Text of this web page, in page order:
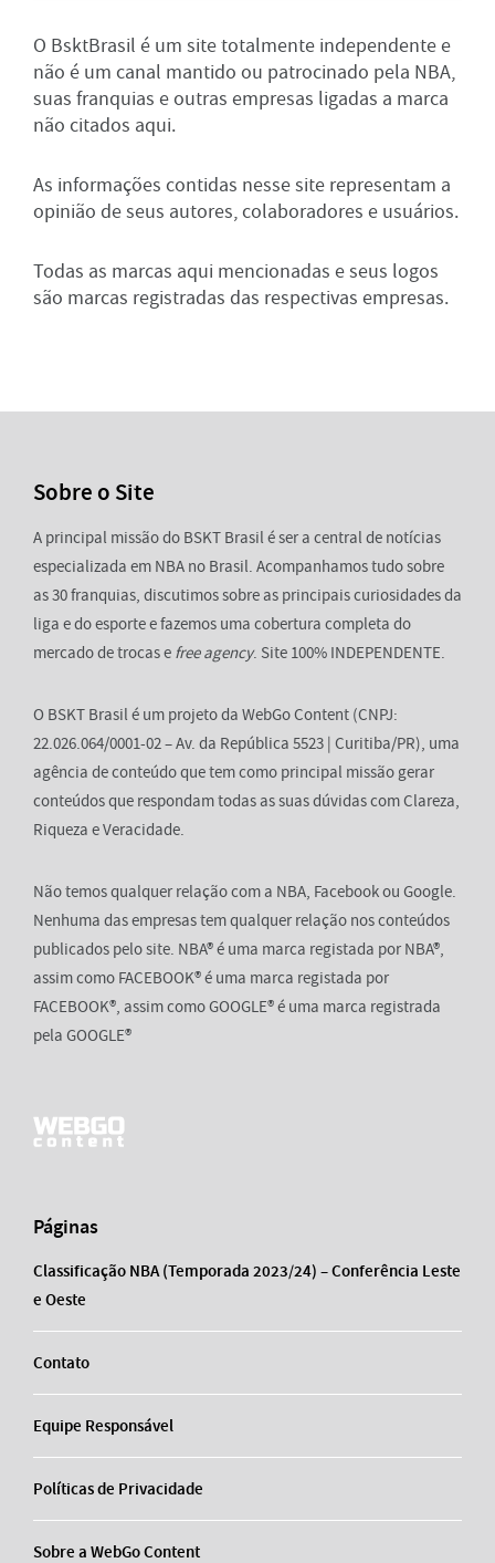
O BsktBrasil é um site totalmente independente e
não é um canal mantido ou patrocinado pela NBA,
suas franquias e outras empresas ligadas a marca
não citados aqui.
As informações contidas nesse site representam a
opinião de seus autores, colaboradores e usuários.
Todas as marcas aqui mencionadas e seus logos
são marcas registradas das respectivas empresas.
Sobre o Site
A principal missão do BSKT Brasil é ser a central de notícias
especializada em NBA no Brasil. Acompanhamos tudo sobre
as 30 franquias, discutimos sobre as principais curiosidades da
liga e do esporte e fazemos uma cobertura completa do
mercado de trocas e free agency. Site 100% INDEPENDENTE.
O BSKT Brasil é um projeto da WebGo Content (CNPJ:
22.026.064/0001-02 – Av. da República 5523 | Curitiba/PR), uma
agência de conteúdo que tem como principal missão gerar
conteúdos que respondam todas as suas dúvidas com Clareza,
Riqueza e Veracidade.
Não temos qualquer relação com a NBA, Facebook ou Google.
Nenhuma das empresas tem qualquer relação nos conteúdos
publicados pelo site. NBA® é uma marca registada por NBA®,
assim como FACEBOOK® é uma marca registada por
FACEBOOK®, assim como GOOGLE® é uma marca registrada
pela GOOGLE®
Páginas
Classificação NBA (Temporada 2023/24) – Conferência Leste
e Oeste
Contato
Equipe Responsável
Políticas de Privacidade
Sobre a WebGo Content